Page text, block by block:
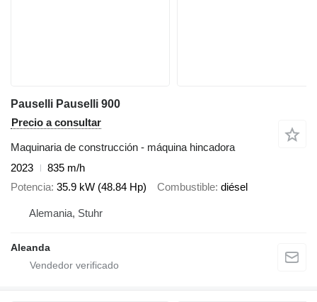
Pauselli Pauselli 900
Precio a consultar
Maquinaria de construcción - máquina hincadora
2023
835 m/h
Potencia 35.9 kW (48.84 Hp) Combustible diésel
Alemania, Stuhr
Aleanda